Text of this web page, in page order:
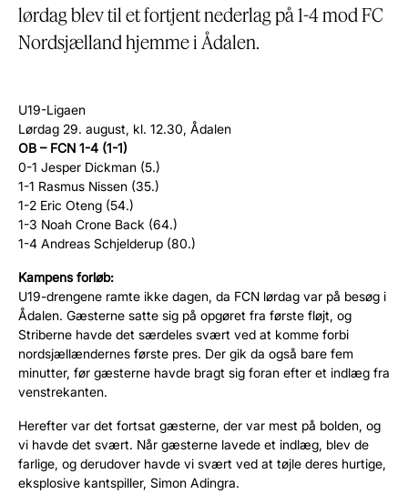
lørdag blev til et fortjent nederlag på 1-4 mod FC
Nordsjælland hjemme i Ådalen.
U19-Ligaen
Lørdag 29. august, kl. 12.30, Ådalen
OB – FCN 1-4 (1-1)
0-1 Jesper Dickman (5.)
1-1 Rasmus Nissen (35.)
1-2 Eric Oteng (54.)
1-3 Noah Crone Back (64.)
1-4 Andreas Schjelderup (80.)
Kampens forløb:
U19-drengene ramte ikke dagen, da FCN lørdag var på besøg i
Ådalen. Gæsterne satte sig på opgøret fra første fløjt, og
Striberne havde det særdeles svært ved at komme forbi
nordsjællændernes første pres. Der gik da også bare fem
minutter, før gæsterne havde bragt sig foran efter et indlæg fra
venstrekanten.
Herefter var det fortsat gæsterne, der var mest på bolden, og
vi havde det svært. Når gæsterne lavede et indlæg, blev de
farlige, og derudover havde vi svært ved at tøjle deres hurtige,
eksplosive kantspiller, Simon Adingra.